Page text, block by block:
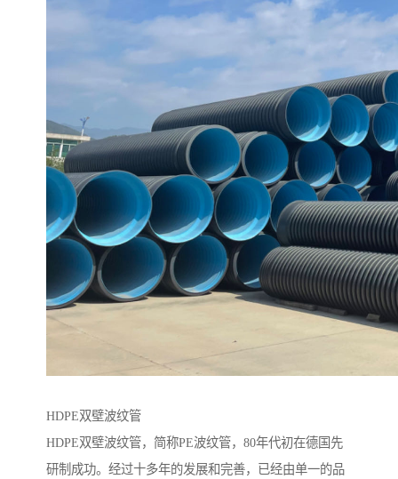
HDPE双壁波纹管
HDPE双壁波纹管，简称PE波纹管，80年代初在德国先
研制成功。经过十多年的发展和完善，已经由单一的品